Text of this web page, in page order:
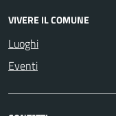
VIVERE IL COMUNE
Luoghi
Eventi